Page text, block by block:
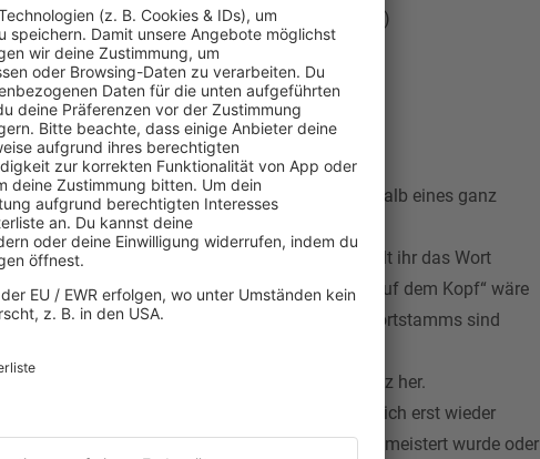
weiß nicht mal, dass er/sie gerade mitspielt ;)
Tickets.
Buddy innerhalb von 30 Sekunden „innerhalb eines ganz
keine Teile aus dem Wortstamm. Beispiel: Sollt ihr das Wort
noch „Hörer“, „hören“ etc. sagen. „Hast du auf dem Kopf“ wäre
anderen Umschreibungen außerhalb des Wortstamms sind
an und stellen technisch eine 3er-Konferenz her.
Moderatoren von delta radio werden sich erst wieder
verkünden, ob die Aufgabe erfolgreich gemeistert wurde oder